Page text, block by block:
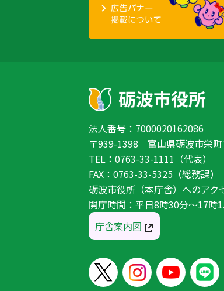
法人番号：7000020162086
〒939-1398 富山県砺波市栄
TEL：0763-33-1111（代表）
FAX：0763-33-5325（総務課）
砺波市役所（本庁舎）へのアク
開庁時間：平日8時30分〜17時
庁舎案内図